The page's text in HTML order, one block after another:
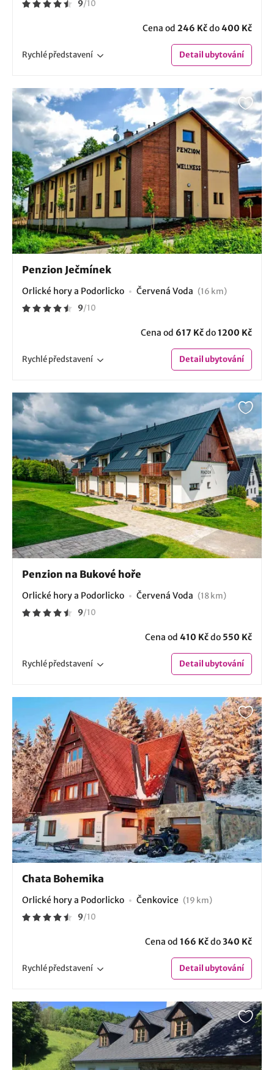
9/10
Cena od 246 Kčdo400 Kč
Rychlépředstavení Detailubytování
Penzion Ječmínek
Orlické hory a Podorlicko Červená Voda (16 km)
9/10
Cena od 617 Kčdo1200 Kč
Rychlépředstavení Detailubytování
Penzion na Bukové hoře
Orlické hory a Podorlicko Červená Voda (18 km)
9/10
Cena od 410 Kčdo 550 Kč
Rychlépředstavení Detailubytování
Chata Bohemika
Orlické hory a Podorlicko Čenkovice (19 km)
9/10
Cena od 166 Kčdo340 Kč
Rychlépředstavení Detailubytování